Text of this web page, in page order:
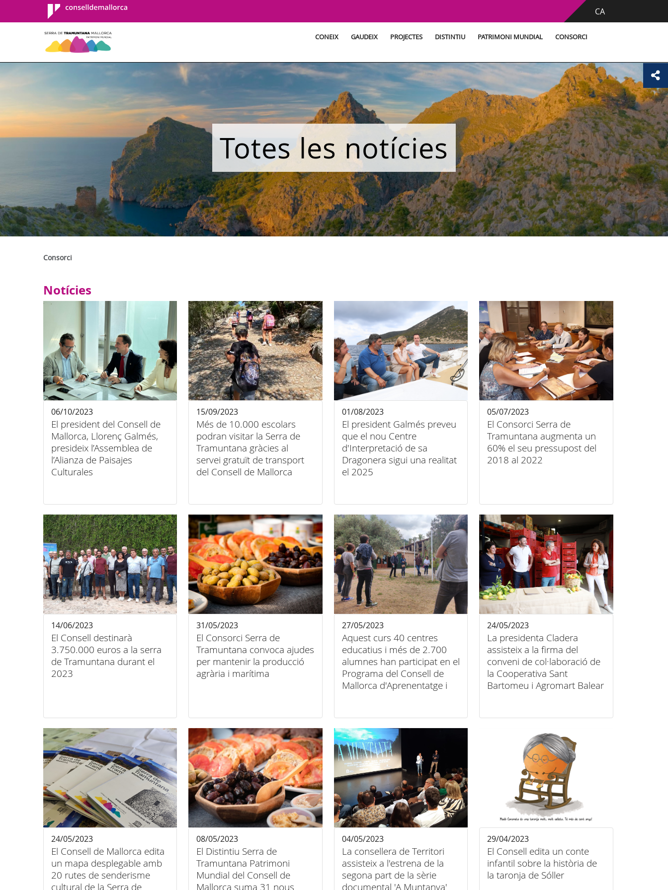
Consell de
Mallorca
CA
CONEIX GAUDEIX PROJECTES DISTINTIU PATRIMONI MUNDIAL CONSORCI
Totes les notícies
Consorci
Notícies
El president del Consell de
Mallorca, Llorenç Galmés,
presideix l’Assemblea de
l’Alianza de Paisajes
Culturales
06/10/2023
Més de 10.000 escolars
podran visitar la Serra de
Tramuntana gràcies al
servei gratuït de transport
del Consell de Mallorca
15/09/2023
El president Galmés preveu
que el nou Centre
d'Interpretació de sa
Dragonera sigui una realitat
el 2025
01/08/2023
El Consorci Serra de
Tramuntana augmenta un
60% el seu pressupost del
2018 al 2022
05/07/2023
El Consell destinarà
3.750.000 euros a la serra
de Tramuntana durant el
2023
14/06/2023
El Consorci Serra de
Tramuntana convoca ajudes
per mantenir la producció
agrària i marítima
31/05/2023
Aquest curs 40 centres
educatius i més de 2.700
alumnes han participat en el
Programa del Consell de
Mallorca d'Aprenentatge i
27/05/2023
La presidenta Cladera
assisteix a la firma del
conveni de col·laboració de
la Cooperativa Sant
Bartomeu i Agromart Balear
24/05/2023
El Consell de Mallorca edita
un mapa desplegable amb
20 rutes de senderisme
cultural de la Serra de
24/05/2023
El Distintiu Serra de
Tramuntana Patrimoni
Mundial del Consell de
Mallorca suma 31 nous
08/05/2023
La consellera de Territori
assisteix a l'estrena de la
segona part de la sèrie
documental 'A Muntanya'
04/05/2023
El Consell edita un conte
infantil sobre la història de
la taronja de Sóller
29/04/2023